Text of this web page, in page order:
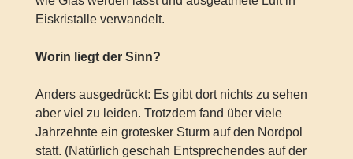
Eiskristalle verwandelt.
Worin liegt der Sinn?
Anders ausgedrückt: Es gibt dort nichts zu sehen
aber viel zu leiden. Trotzdem fand über viele
Jahrzehnte ein grotesker Sturm auf den Nordpol
statt. (Natürlich geschah Entsprechendes auf der